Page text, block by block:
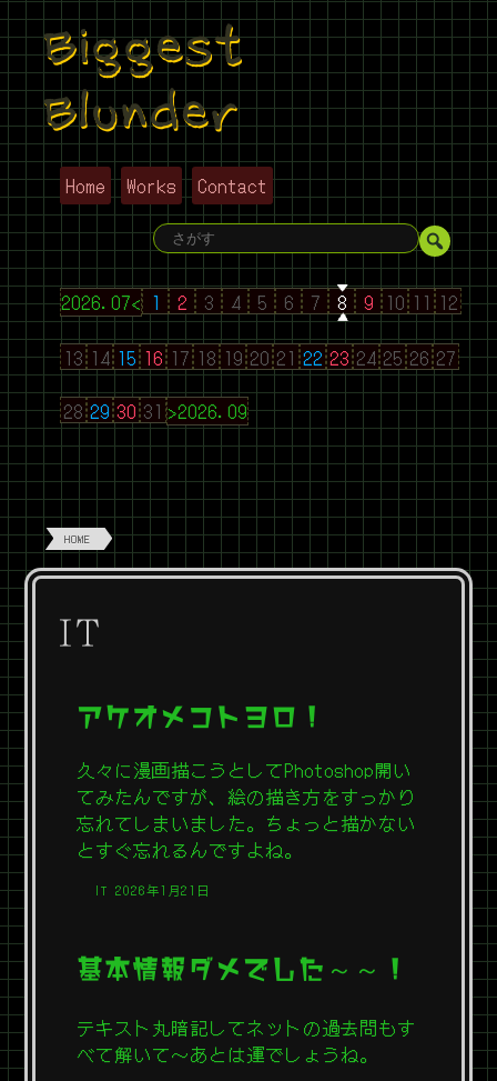
Biggest
Blunder
Home Works Contact
2026.07< 1 2 3 4 5 6 7 8 9 10 11 12
13 14 15 16 17 18 19 20 21 22 23 24 25 26 27
28 29 30 31 >2026.09
HOME
IT
アケオメコトヨロ！
久々に漫画描こうとしてPhotoshop開い
てみたんですが、絵の描き方をすっかり
忘れてしまいました。ちょっと描かない
とすぐ忘れるんですよね。
IT 2026年1月21日
基本情報ダメでした～～！
テキスト丸暗記してネットの過去問もす
べて解いて～あとは運でしょうね。